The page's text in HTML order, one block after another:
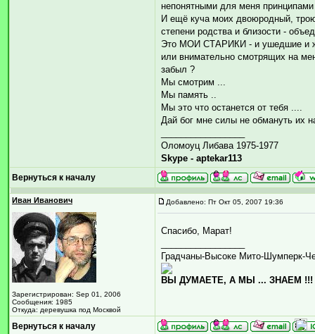
непонятными для меня
И ещё куча моих двоюродный,
степени родства и близости -
Это МОИ СТАРИКИ - и ушедшие и
или внимательно смотрящих на
забыл ?
Мы смотрим ...
Мы память ..
Мы это что останется от тебя ....
Дай бог мне силы не обмануть их
Оломоуц Либава 1975-1977
Skype - aptekar113
Вернуться к началу
Иван Иванович
Зарегистрирован: Sep 01, 2006
Сообщения: 1985
Откуда: деревушка под Москвой
Добавлено: Пт Окт 05, 2007 19:36
Спасибо, Марат!
Градчаны-Высоке Мито-Шумперк-
ВЫ ДУМАЕТЕ, А МЫ ... ЗНАЕМ !!!
Вернуться к началу